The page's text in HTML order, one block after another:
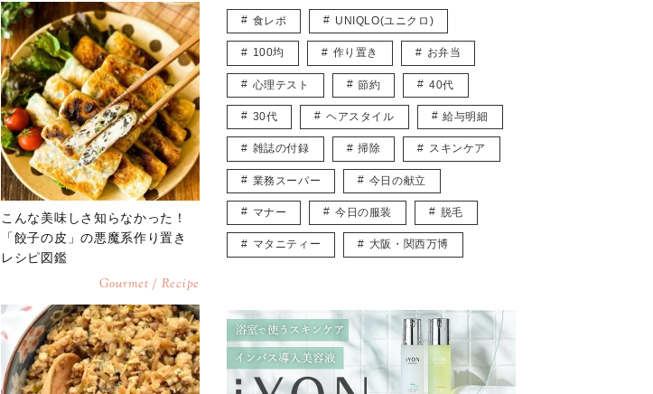
こんな美味しさ知らなかった！
「餃子の皮」の悪魔系作り置き
レシピ図鑑
Gourmet / Recipe
食レポ UNIQLO(ユニクロ)
100均 作り置き お弁当
心理テスト 節約 40代
30代 ヘアスタイル 給与明細
雑誌の付録 掃除 スキンケア
業務スーパー 今日の献立
マナー 今日の服装 脱毛
マタニティー 大阪・関西万博